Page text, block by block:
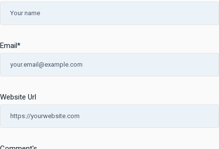
Email *
Website Url